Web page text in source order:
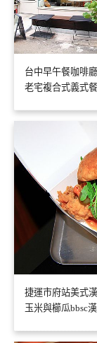
台中早午餐咖啡
老宅複合式義式
捷運市府站美式
玉米與櫛瓜bbsc